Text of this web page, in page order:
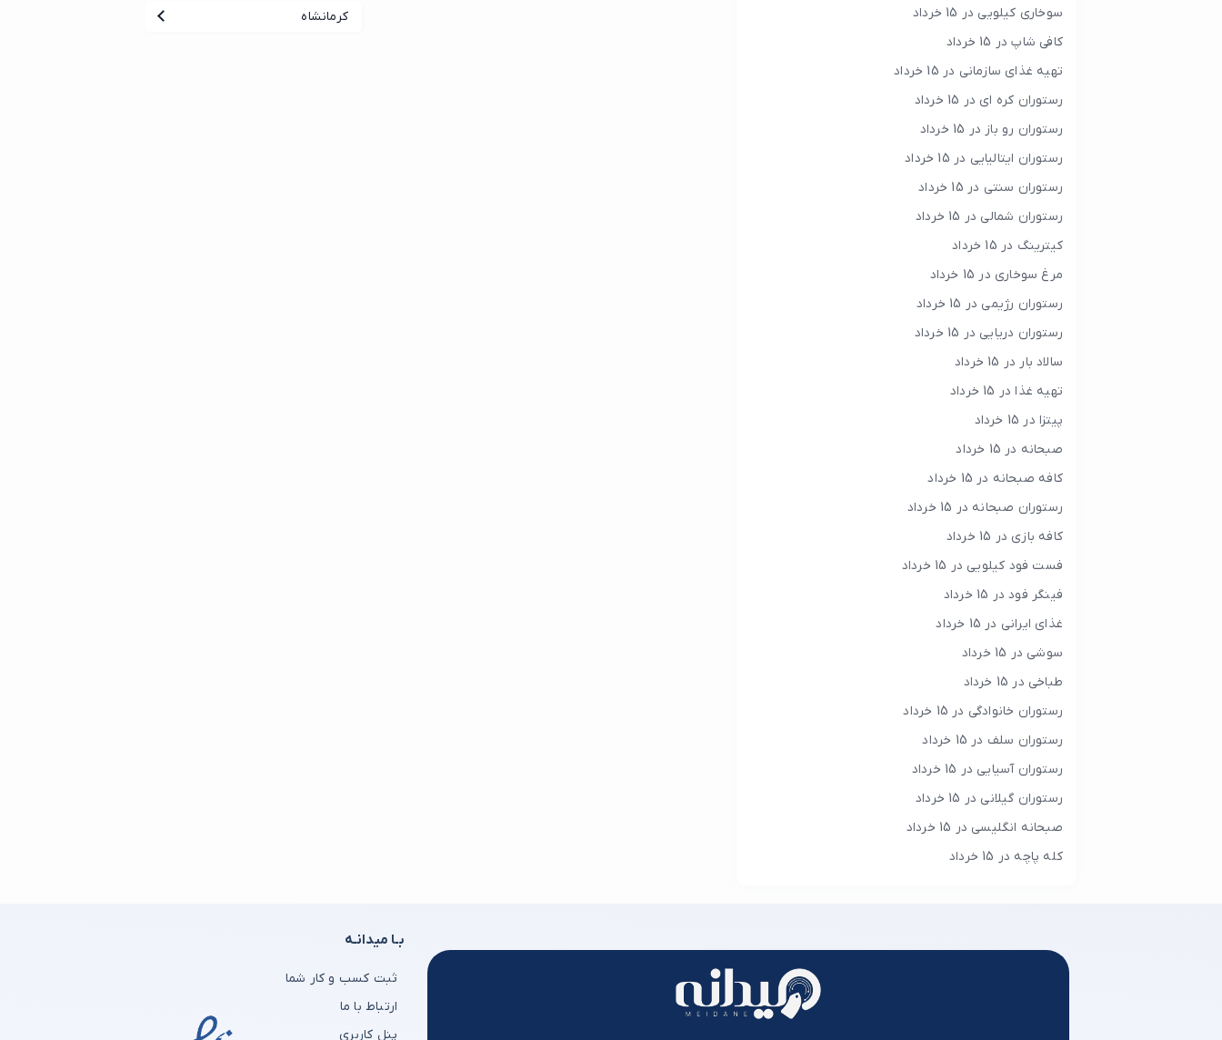
کرمانشاه
سوخاری کیلویی در 15 خرداد
کافی شاپ در 15 خرداد
تهیه غذای سازمانی در 15 خرداد
رستوران کره ای در 15 خرداد
رستوران رو باز در 15 خرداد
رستوران ایتالیایی در 15 خرداد
رستوران سنتی در 15 خرداد
رستوران شمالی در 15 خرداد
کیترینگ در 15 خرداد
مرغ سوخاری در 15 خرداد
رستوران رژیمی در 15 خرداد
رستوران دریایی در 15 خرداد
سالاد بار در 15 خرداد
تهیه غذا در 15 خرداد
پیتزا در 15 خرداد
صبحانه در 15 خرداد
کافه صبحانه در 15 خرداد
رستوران صبحانه در 15 خرداد
کافه بازی در 15 خرداد
فست فود کیلویی در 15 خرداد
فینگر فود در 15 خرداد
غذای ایرانی در 15 خرداد
سوشی در 15 خرداد
طباخی در 15 خرداد
رستوران خانوادگی در 15 خرداد
رستوران سلف در 15 خرداد
رستوران آسیایی در 15 خرداد
رستوران گیلانی در 15 خرداد
صبحانه انگلیسی در 15 خرداد
کله پاچه در 15 خرداد
بـا میدانـه
ثبت کسب و کار شما
ارتباط با ما
پنل کاربری